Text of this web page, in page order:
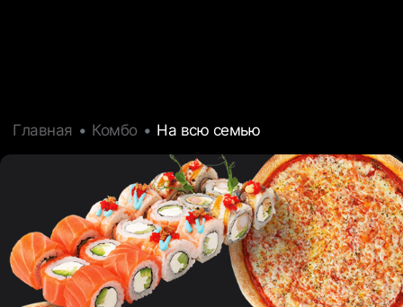
Главная Комбо На всю семью